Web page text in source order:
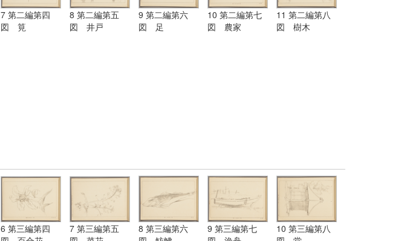
7 第二編第四
図 筧
8 第二編第五
図 井戸
9 第二編第六
図 足
10 第二編第七
図 農家
11 第二編第八
図 樹木
6 第三編第四
7 第三編第五
8 第三編第六
9 第三編第七
10 第三編第八